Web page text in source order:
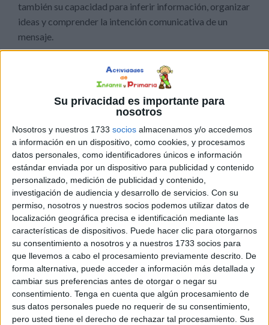
Su privacidad es importante para
nosotros
Nosotros y nuestros 1733 socios almacenamos y/o accedemos
a información en un dispositivo, como cookies, y procesamos
datos personales, como identificadores únicos e información
estándar enviada por un dispositivo para publicidad y contenido
personalizado, medición de publicidad y contenido,
investigación de audiencia y desarrollo de servicios. Con su
permiso, nosotros y nuestros socios podemos utilizar datos de
localización geográfica precisa e identificación mediante las
características de dispositivos. Puede hacer clic para otorgarnos
su consentimiento a nosotros y a nuestros 1733 socios para
que llevemos a cabo el procesamiento previamente descrito. De
forma alternativa, puede acceder a información más detallada y
cambiar sus preferencias antes de otorgar o negar su
consentimiento. Tenga en cuenta que algún procesamiento de
sus datos personales puede no requerir de su consentimiento,
pero usted tiene el derecho de rechazar tal procesamiento. Sus
también su capacidad para inferir información, organizar
ideas y comprender la intención comunicativa de un
mensaje.